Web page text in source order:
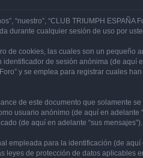
“nuestro”, “CLUB TRIUMPH ESPAÑA
durante cualquier sesión de uso por
de cookies, las cuales son un pequeño
de sesión anónima (de aquí
y se emplea para registrar cuales
de este documento que solamente
usuario anónimo (de aquí en adelante
(de aquí en adelante “sus mensajes”).
empleada para la identificación (de aquí
leyes de protección de datos